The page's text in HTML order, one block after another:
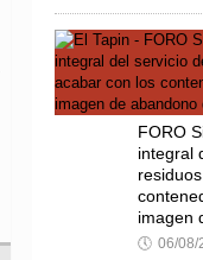
FORO
integral
imagen
🕔 06/08/